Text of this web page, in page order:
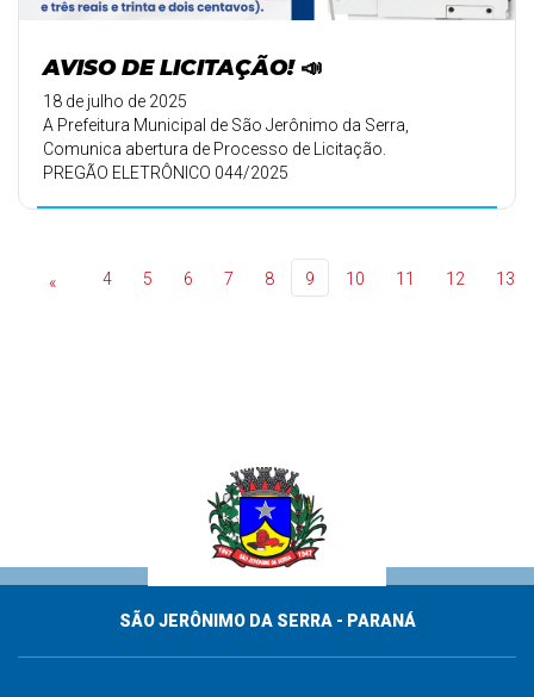
AVISO DE LICITAÇÃO! 📣
18 de julho de 2025
A Prefeitura Municipal de São Jerônimo da Serra,
Comunica abertura de Processo de Licitação.
PREGÃO ELETRÔNICO 044/2025
« 4 5 6 7 8 9 10 11 12 13
SÃO JERÔNIMO DA SERRA - PARANÁ